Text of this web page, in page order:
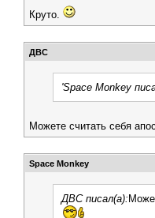
Круто.
ДВС
'Space Monkey
Можете считать себя
Space Monkey
ДВС писал(а):